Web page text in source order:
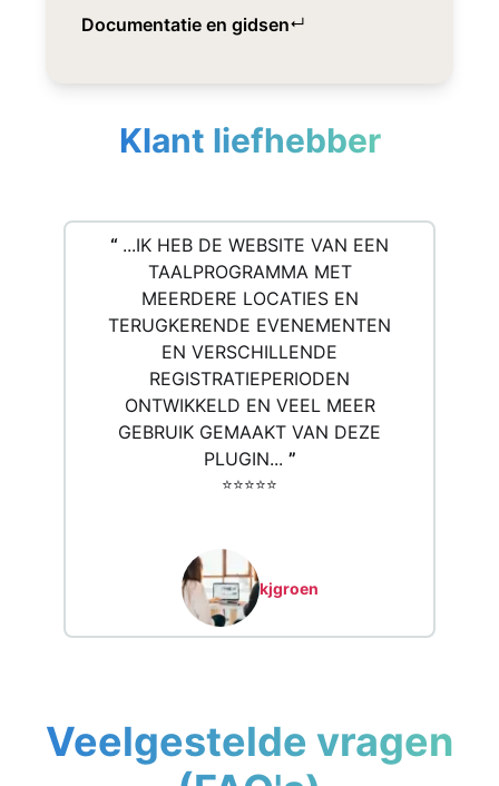
Documentatie en gidsen↵
Klant liefhebber
“ ...IK HEB DE WEBSITE VAN EEN
TAALPROGRAMMA MET
MEERDERE LOCATIES EN
TERUGKERENDE EVENEMENTEN
EN VERSCHILLENDE
REGISTRATIEPERIODEN
ONTWIKKELD EN VEEL MEER
GEBRUIK GEMAAKT VAN DEZE
PLUGIN... ”
⭐️⭐️⭐️⭐️⭐️
kjgroen
Veelgestelde vragen